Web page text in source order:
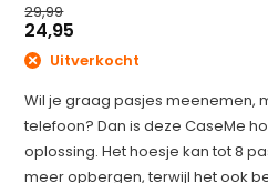
29,99
24,95
Uitverkocht
Wil je graag pasjes meenemen,
telefoon? Dan is deze CaseMe
oplossing. Het hoesje kan tot 8
meer opbergen, terwijl het ook